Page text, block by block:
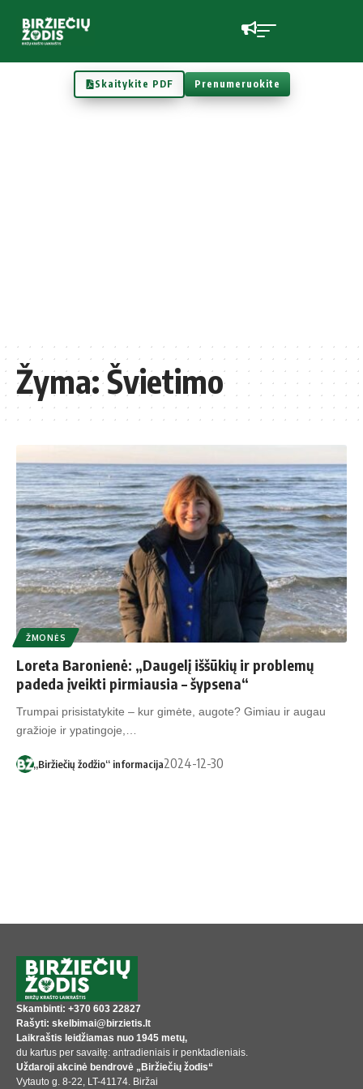
Skaitykite PDF Prenumeruokite
Žyma:Švietimo
ŽMONĖS
Loreta Baronienė: „Daugelį iššūkių ir problemų
padeda įveikti pirmiausia – šypsena“
Trumpai prisistatykite – kur gimėte, augote? Gimiau ir augau
gražioje ir ypatingoje,…
„Biržiečių žodžio“ informacija2024-12-30
Skambinti: +370 603 22827
Rašyti: skelbimai@birzietis.lt
Laikraštis leidžiamas nuo 1945 metų,
du kartus per savaitę: antradieniais ir penktadieniais.
Uždaroji akcinė bendrovė „Biržiečių žodis“
Vytauto g. 8-22, LT-41174. Biržai